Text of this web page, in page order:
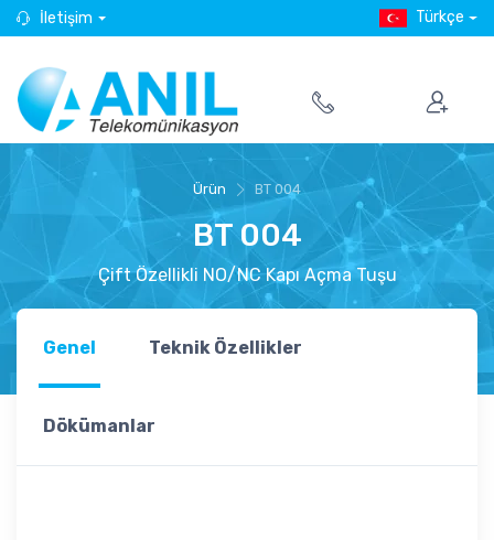
İletişim Türkçe
Ürün BT 004
BT 004
Çift Özellikli NO/NC Kapı Açma Tuşu
Genel Teknik Özellikler
Dökümanlar